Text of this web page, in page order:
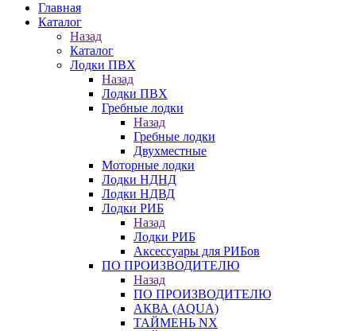
Главная
Каталог
Назад
Каталог
Лодки ПВХ
Назад
Лодки ПВХ
Гребные лодки
Назад
Гребные лодки
Двухместные
Моторные лодки
Лодки НДНД
Лодки НДВД
Лодки РИБ
Назад
Лодки РИБ
Аксессуары для РИБов
ПО ПРОИЗВОДИТЕЛЮ
Назад
ПО ПРОИЗВОДИТЕЛЮ
АКВА (AQUA)
ТАЙМЕНЬ NX